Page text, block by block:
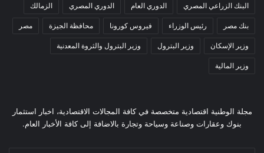
البنك الزراعي المصري الدوري العام الدوري المصري الزمالك
بنك مصر رئيس الوزراء فيروس كورونا محافظة الجيزة مصر
وزير الإسكان وزير البترول وزير البترول والثروة المعدنية
وزير المالية
مجلة الوطنية اقتصادية متخصصة في كافة المجالات الاقتصادية، اخبار استثمار
بنوك وعقارات وصناعة وسياحة وتجارة بالاضافة إلى كافة الأخبار العام.